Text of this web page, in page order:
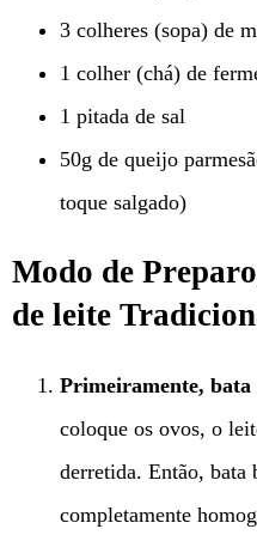
3 colheres (sopa) de
1 colher (chá) de
1 pitada de sal
50g de queijo
toque salgado)
Modo de
de leite
Primeiramente, bata
coloque os ovos, o
derretida. Então, bata
completamente